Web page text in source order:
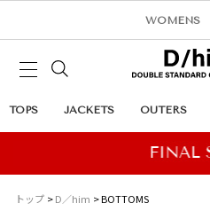
WOMENS
TOPS JACKETS OUTERS
トップ D／him BOTTOMS